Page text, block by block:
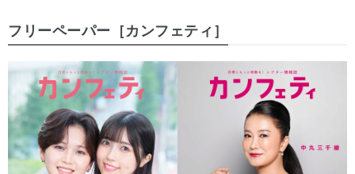
フリーペーパー［カンフェティ］